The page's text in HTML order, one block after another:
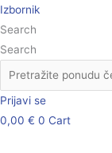
Skip
to
content
Izbornik
Search
Search
Prijavi se
0,00 € 0 Cart
Čestitka
br.
5603
količina